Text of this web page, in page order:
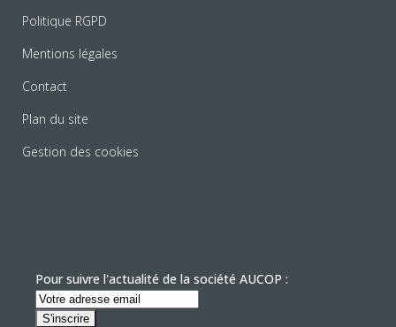
Politique RGPD
Mentions légales
Contact
Plan du site
Gestion des cookies
Pour suivre l'actualité de la société AUCOP :